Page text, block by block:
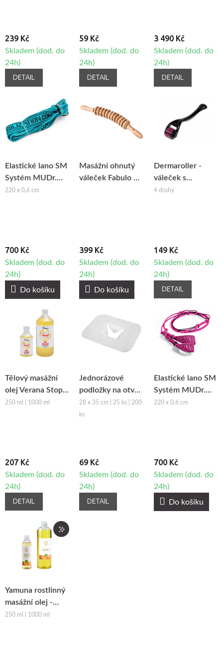
239 Kč
Skladem (dod. do
24h)
DETAIL
59 Kč
Skladem (dod. do
24h)
DETAIL
3 490 Kč
Skladem (dod. do
24h)
DETAIL
Elastické lano SM
Systém MUDr.
Smíšek
220 x 0,6 cm
700 Kč
Skladem (dod. do
24h)
Do košíku
Masážní ohnutý
váleček Fabulo na
399 Kč
Skladem (dod. do
24h)
Do košíku
Dermaroller -
váleček s
mikrojehlami
4 druhy
149 Kč
Skladem (dod. do
24h)
DETAIL
Tělový masážní
olej Verana Stop
Celulitidě
250 ml | 1000 ml
207 Kč
Skladem (dod. do
24h)
DETAIL
Jednorázové
podložky na otvor
obličeje z netkané
textilie Fabulo
28 x 35 cm | 25 ks | 200
ks
69 Kč
Skladem (dod. do
24h)
DETAIL
Elastické lano SM
Systém MUDr.
Smíšek - růžová
220 x 0,6 cm
700 Kč
Skladem (dod. do
24h)
Do košíku
Yamuna rostlinný
masážní olej -
Pomeranč-
250 ml | 1000 ml